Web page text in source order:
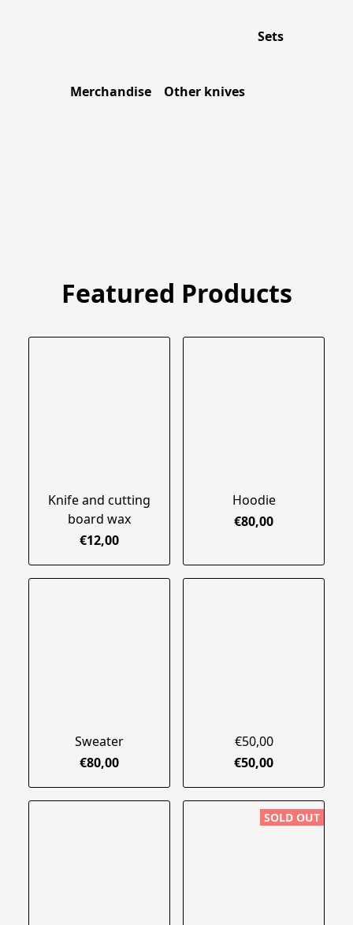
Merchandise Other knives
Sets
Featured Products
Knife and cutting
board wax
€12,00
Hoodie
€80,00
Sweater
€80,00
€50,00
€50,00
SOLD OUT